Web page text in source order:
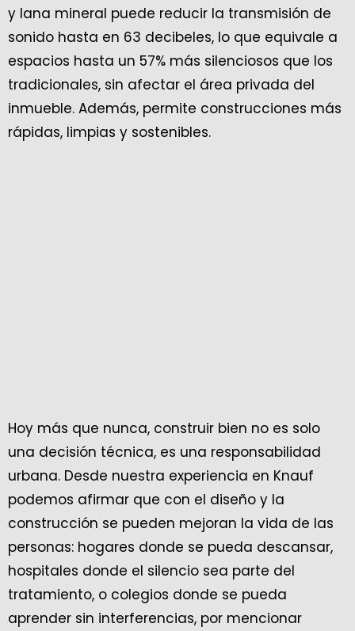
y lana mineral puede reducir la transmisión de
sonido hasta en 63 decibeles, lo que equivale a
espacios hasta un 57% más silenciosos que los
tradicionales, sin afectar el área privada del
inmueble. Además, permite construcciones más
rápidas, limpias y sostenibles.
Hoy más que nunca, construir bien no es solo
una decisión técnica, es una responsabilidad
urbana. Desde nuestra experiencia en Knauf
podemos afirmar que con el diseño y la
construcción se pueden mejoran la vida de las
personas: hogares donde se pueda descansar,
hospitales donde el silencio sea parte del
tratamiento, o colegios donde se pueda
aprender sin interferencias, por mencionar